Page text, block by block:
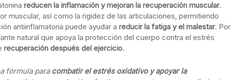
reducen la inflamación y mejoran la recuperación muscular.
muscular, así como la rigidez de las articulaciones, permitiendo
antiinflamatoria puede ayudar a reducir la fatiga y el malestar. Por
natural que apoya la protección del cuerpo contra el estrés
recuperación después del ejercicio.
fórmula para combatir el estrés oxidativo y apoyar la